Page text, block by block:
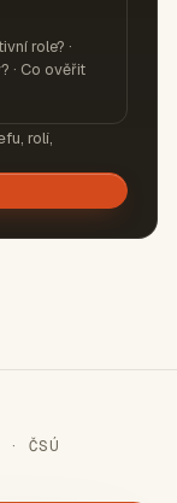
role? ·
· Co ověřit
rolí,
ČSÚ